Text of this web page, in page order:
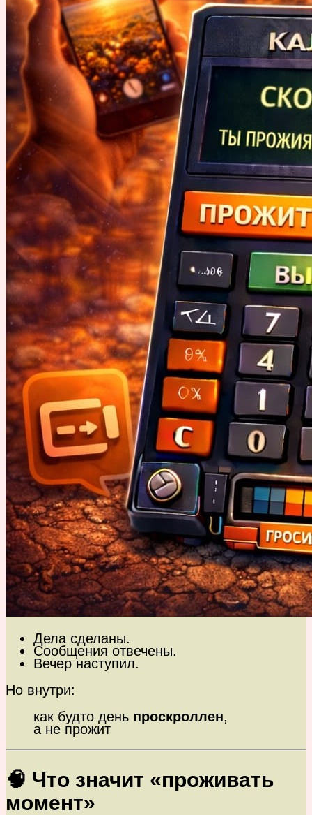
Дела сделаны.
Сообщения отвечены.
Вечер наступил.
Но внутри:
как будто день проскроллен,
а не прожит
🧠 Что значит «проживать
момент»